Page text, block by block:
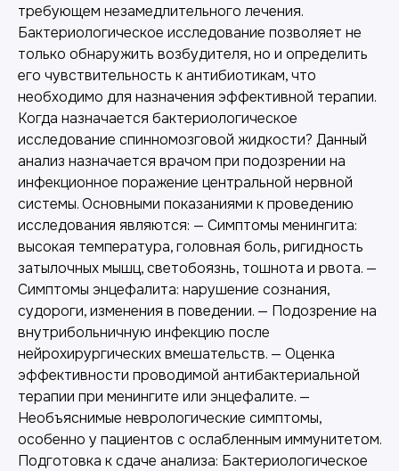
требующем незамедлительного лечения.
Бактериологическое исследование позволяет не
только обнаружить возбудителя, но и определить
его чувствительность к антибиотикам, что
необходимо для назначения эффективной терапии.
Когда назначается бактериологическое
исследование спинномозговой жидкости? Данный
анализ назначается врачом при подозрении на
инфекционное поражение центральной нервной
системы. Основными показаниями к проведению
исследования являются: — Симптомы менингита:
высокая температура, головная боль, ригидность
затылочных мышц, светобоязнь, тошнота и рвота. —
Симптомы энцефалита: нарушение сознания,
судороги, изменения в поведении. — Подозрение на
внутрибольничную инфекцию после
нейрохирургических вмешательств. — Оценка
эффективности проводимой антибактериальной
терапии при менингите или энцефалите. —
Необъяснимые неврологические симптомы,
особенно у пациентов с ослабленным иммунитетом.
Подготовка к сдаче анализа: Бактериологическое